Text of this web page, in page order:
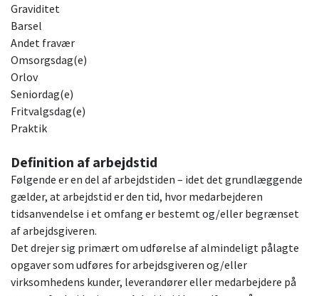
Graviditet
Barsel
Andet fravær
Omsorgsdag(e)
Orlov
Seniordag(e)
Fritvalgsdag(e)
Praktik
Definition af arbejdstid
Følgende er en del af arbejdstiden – idet det grundlæggende
gælder, at arbejdstid er den tid, hvor medarbejderen
tidsanvendelse i et omfang er bestemt og/eller begrænset
af arbejdsgiveren.
Det drejer sig primært om udførelse af almindeligt pålagte
opgaver som udføres for arbejdsgiveren og/eller
virksomhedens kunder, leverandører eller medarbejdere på